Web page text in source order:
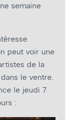
semaine
peut voir une
de la
le ventre.
le jeudi 7
: